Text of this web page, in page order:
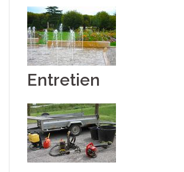
Entretien